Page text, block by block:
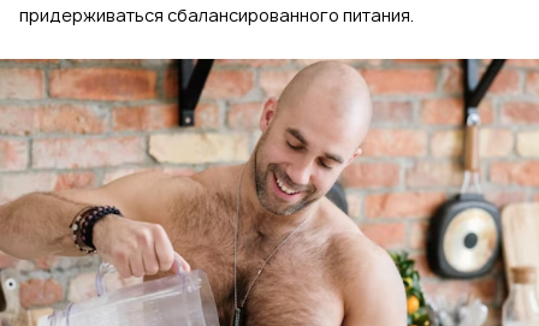
придерживаться сбалансированного питания.